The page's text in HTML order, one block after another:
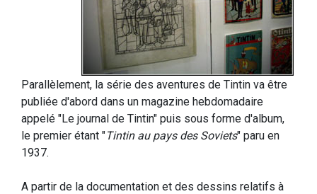
Parallèlement, la série des aventures de Tintin va être
publiée d'abord dans un magazine hebdomadaire
appelé "Le journal de Tintin" puis sous forme d'album,
le premier étant "Tintin au pays des Soviets" paru en
1937.
A partir de la documentation et des dessins relatifs à